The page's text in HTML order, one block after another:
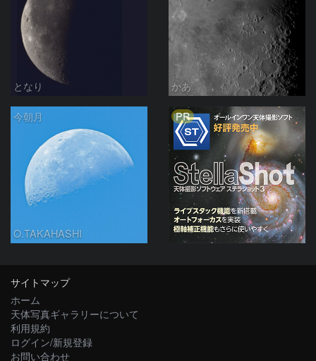
となり かあ
今朝月
O.TAKAHASHI
PR
サイトマップ
ホーム
天体写真ギャラリーについて
利用規約
ログイン/新規登録
お問い合わせ